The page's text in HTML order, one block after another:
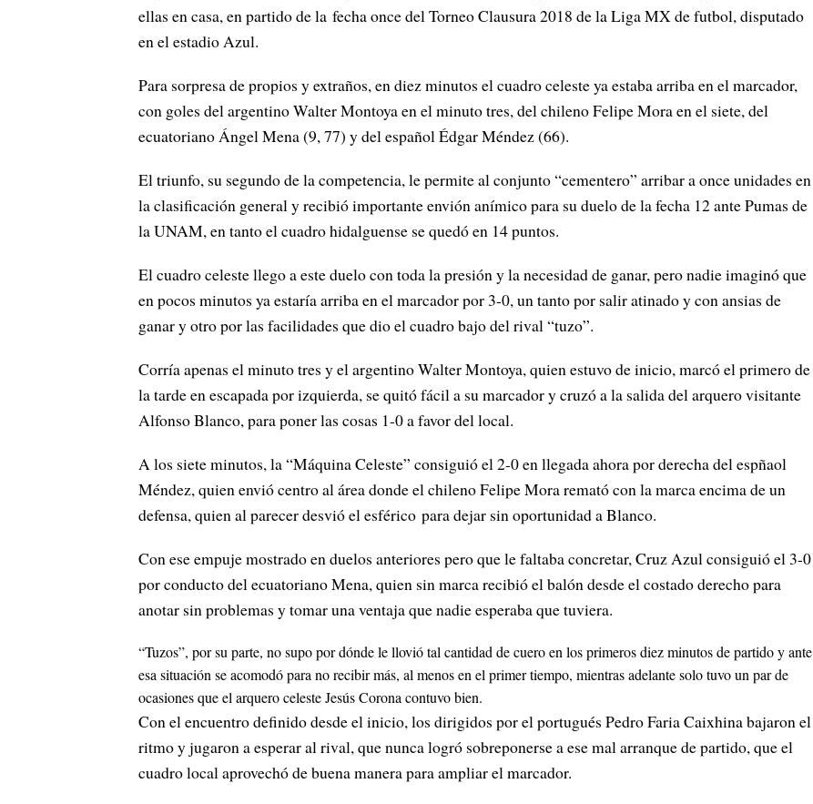
ellas en casa, en partido de la fecha once del Torneo Clausura 2018 de la Liga MX de futbol, disputado
en el estadio Azul.
Para sorpresa de propios y extraños, en diez minutos el cuadro celeste ya estaba arriba en el marcador,
con goles del argentino Walter Montoya en el minuto tres, del chileno Felipe Mora en el siete, del
ecuatoriano Ángel Mena (9, 77) y del español Édgar Méndez (66).
El triunfo, su segundo de la competencia, le permite al conjunto “cementero” arribar a once unidades en
la clasificación general y recibió importante envión anímico para su duelo de la fecha 12 ante Pumas de
la UNAM, en tanto el cuadro hidalguense se quedó en 14 puntos.
El cuadro celeste llego a este duelo con toda la presión y la necesidad de ganar, pero nadie imaginó que
en pocos minutos ya estaría arriba en el marcador por 3-0, un tanto por salir atinado y con ansias de
ganar y otro por las facilidades que dio el cuadro bajo del rival “tuzo”.
Corría apenas el minuto tres y el argentino Walter Montoya, quien estuvo de inicio, marcó el primero de
la tarde en escapada por izquierda, se quitó fácil a su marcador y cruzó a la salida del arquero visitante
Alfonso Blanco, para poner las cosas 1-0 a favor del local.
A los siete minutos, la “Máquina Celeste” consiguió el 2-0 en llegada ahora por derecha del espñaol
Méndez, quien envió centro al área donde el chileno Felipe Mora remató con la marca encima de un
defensa, quien al parecer desvió el esférico para dejar sin oportunidad a Blanco.
Con ese empuje mostrado en duelos anteriores pero que le faltaba concretar, Cruz Azul consiguió el 3-0
por conducto del ecuatoriano Mena, quien sin marca recibió el balón desde el costado derecho para
anotar sin problemas y tomar una ventaja que nadie esperaba que tuviera.
“Tuzos”, por su parte, no supo por dónde le llovió tal cantidad de cuero en los primeros diez minutos de partido y ante
esa situación se acomodó para no recibir más, al menos en el primer tiempo, mientras adelante solo tuvo un par de
ocasiones que el arquero celeste Jesús Corona contuvo bien.
Con el encuentro definido desde el inicio, los dirigidos por el portugués Pedro Faria Caixhina bajaron el
ritmo y jugaron a esperar al rival, que nunca logró sobreponerse a ese mal arranque de partido, que el
cuadro local aprovechó de buena manera para ampliar el marcador.